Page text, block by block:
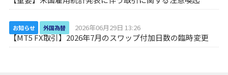
お知らせ 外国為替 2026年06月29日 13:26
【MT5 FX取引】2026年7月のスワップ付加日数の臨時変更